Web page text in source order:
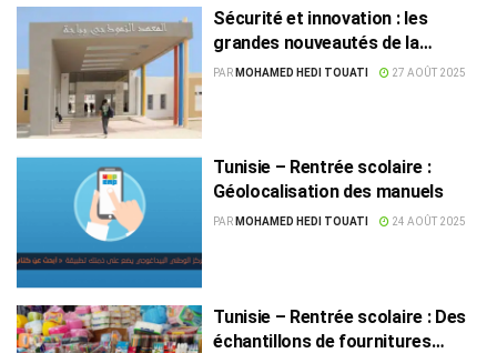
Sécurité et innovation : les
grandes nouveautés de la
rentrée scolaire 2025 en Tunisie
PAR MOHAMED HEDI TOUATI 27 AOÛT 2025
Tunisie – Rentrée scolaire :
Géolocalisation des manuels
PAR MOHAMED HEDI TOUATI 24 AOÛT 2025
Tunisie – Rentrée scolaire : Des
échantillons de fournitures